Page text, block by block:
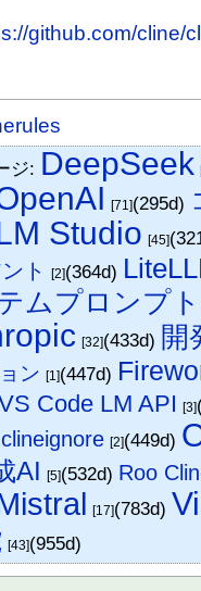
github.com/cline/
ジ: DeepSeek
[71](295d)
Studio [45]
ト [2](364d)
ムプロンプト
[32](433d) 開
ン [1](447d)
Code LM API [3]
[2](449d)
AI [5](532d) Roo
[17](783d)
[43](955d)